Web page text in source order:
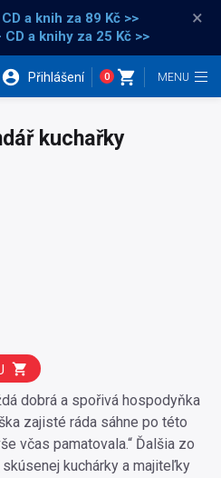
a knih za 89 Kč >>
a knihy za 25 Kč >>
×
Přihlášení 0
kuchařky
dobrá a spořivá hospodyňka
zajisté ráda sáhne po této
včas pamatovala.“ Ďalšia zo
kuchárky a majiteľky